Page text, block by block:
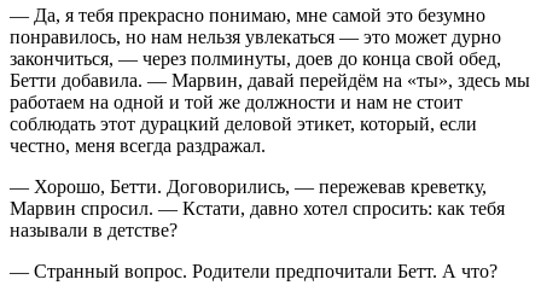
— Да, я тебя прекрасно понимаю, мне самой это безумно
понравилось, но нам нельзя увлекаться — это может дурно
закончиться, — через полминуты, доев до конца свой обед,
Бетти добавила. — Марвин, давай перейдём на «ты», здесь мы
работаем на одной и той же должности и нам не стоит
соблюдать этот дурацкий деловой этикет, который, если
честно, меня всегда раздражал.
— Хорошо, Бетти. Договорились, — пережевав креветку,
Марвин спросил. — Кстати, давно хотел спросить: как тебя
называли в детстве?
— Странный вопрос. Родители предпочитали Бетт. А что?